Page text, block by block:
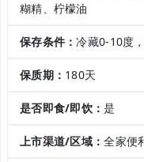
糊精、柠檬油
保存条件：冷藏0-10度
保质期： 180天
是否即食/即饮：是
上市渠道/区域：全家便